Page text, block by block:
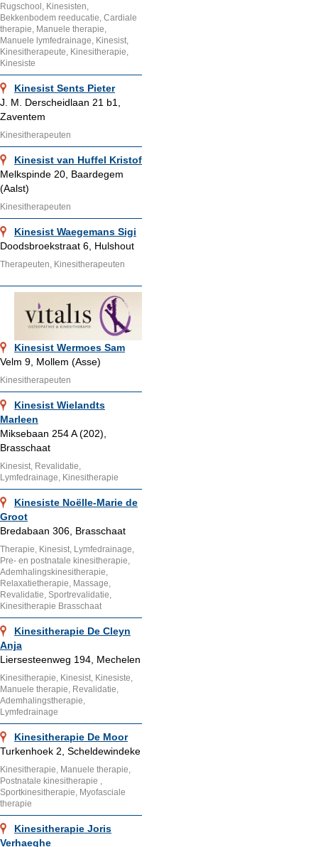
Rugschool, Kinesisten,
Bekkenbodem reeducatie, Cardiale
therapie, Manuele therapie,
Manuele lymfedrainage, Kinesist,
Kinesitherapeute, Kinesitherapie,
Kinesiste
Kinesist Sents Pieter
J. M. Derscheidlaan 21 b1,
Zaventem
Kinesitherapeuten
Kinesist van Huffel Kristof
Melkspinde 20, Baardegem
(Aalst)
Kinesitherapeuten
Kinesist Waegemans Sigi
Doodsbroekstraat 6, Hulshout
Therapeuten, Kinesitherapeuten
Kinesist Wermoes Sam
Velm 9, Mollem (Asse)
Kinesitherapeuten
Kinesist Wielandts
Marleen
Miksebaan 254 A (202),
Brasschaat
Kinesist, Revalidatie,
Lymfedrainage, Kinesitherapie
Kinesiste Noëlle-Marie de
Groot
Bredabaan 306, Brasschaat
Therapie, Kinesist, Lymfedrainage,
Pre- en postnatale kinesitherapie,
Ademhalingskinesitherapie,
Relaxatietherapie, Massage,
Revalidatie, Sportrevalidatie,
Kinesitherapie Brasschaat
Kinesitherapie De Cleyn
Anja
Liersesteenweg 194, Mechelen
Kinesitherapie, Kinesist, Kinesiste,
Manuele therapie, Revalidatie,
Ademhalingstherapie,
Lymfedrainage
Kinesitherapie De Moor
Turkenhoek 2, Scheldewindeke
Kinesitherapie, Manuele therapie,
Postnatale kinesitherapie ,
Sportkinesitherapie, Myofasciale
therapie
Kinesitherapie Joris
Verhaeghe